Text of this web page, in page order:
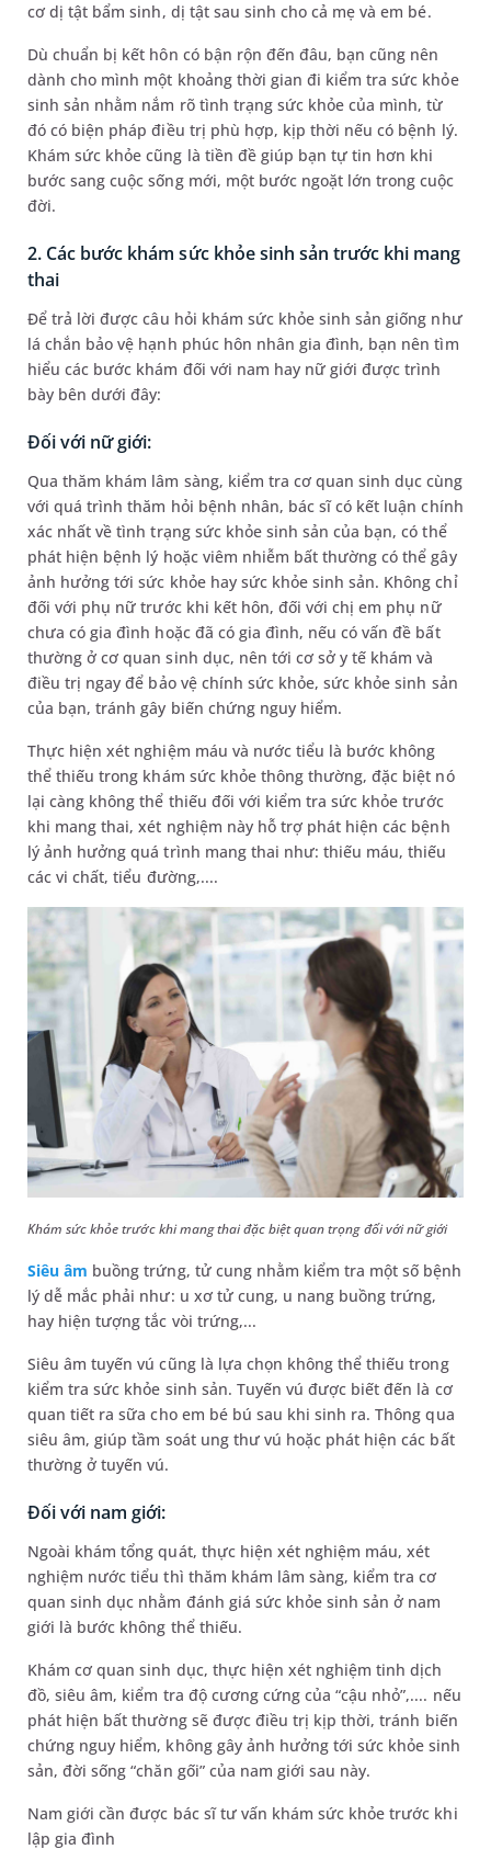
cơ dị tật bẩm sinh, dị tật sau sinh cho cả mẹ và em bé.
Dù chuẩn bị kết hôn có bận rộn đến đâu, bạn cũng nên
dành cho mình một khoảng thời gian đi kiểm tra sức khỏe
sinh sản nhằm nắm rõ tình trạng sức khỏe của mình, từ
đó có biện pháp điều trị phù hợp, kịp thời nếu có bệnh lý.
Khám sức khỏe cũng là tiền đề giúp bạn tự tin hơn khi
bước sang cuộc sống mới, một bước ngoặt lớn trong cuộc
đời.
2. Các bước khám sức khỏe sinh sản trước khi mang
thai
Để trả lời được câu hỏi khám sức khỏe sinh sản giống như
lá chắn bảo vệ hạnh phúc hôn nhân gia đình, bạn nên tìm
hiểu các bước khám đối với nam hay nữ giới được trình
bày bên dưới đây:
Đối với nữ giới:
Qua thăm khám lâm sàng, kiểm tra cơ quan sinh dục cùng
với quá trình thăm hỏi bệnh nhân, bác sĩ có kết luận chính
xác nhất về tình trạng sức khỏe sinh sản của bạn, có thể
phát hiện bệnh lý hoặc viêm nhiễm bất thường có thể gây
ảnh hưởng tới sức khỏe hay sức khỏe sinh sản. Không chỉ
đối với phụ nữ trước khi kết hôn, đối với chị em phụ nữ
chưa có gia đình hoặc đã có gia đình, nếu có vấn đề bất
thường ở cơ quan sinh dục, nên tới cơ sở y tế khám và
điều trị ngay để bảo vệ chính sức khỏe, sức khỏe sinh sản
của bạn, tránh gây biến chứng nguy hiểm.
Thực hiện xét nghiệm máu và nước tiểu là bước không
thể thiếu trong khám sức khỏe thông thường, đặc biệt nó
lại càng không thể thiếu đối với kiểm tra sức khỏe trước
khi mang thai, xét nghiệm này hỗ trợ phát hiện các bệnh
lý ảnh hưởng quá trình mang thai như: thiếu máu, thiếu
các vi chất, tiểu đường,....
Khám sức khỏe trước khi mang thai đặc biệt quan trọng đối với nữ giới
Siêu âm buồng trứng, tử cung nhằm kiểm tra một số bệnh
lý dễ mắc phải như: u xơ tử cung, u nang buồng trứng,
hay hiện tượng tắc vòi trứng,...
Siêu âm tuyến vú cũng là lựa chọn không thể thiếu trong
kiểm tra sức khỏe sinh sản. Tuyến vú được biết đến là cơ
quan tiết ra sữa cho em bé bú sau khi sinh ra. Thông qua
siêu âm, giúp tầm soát ung thư vú hoặc phát hiện các bất
thường ở tuyến vú.
Đối với nam giới:
Ngoài khám tổng quát, thực hiện xét nghiệm máu, xét
nghiệm nước tiểu thì thăm khám lâm sàng, kiểm tra cơ
quan sinh dục nhằm đánh giá sức khỏe sinh sản ở nam
giới là bước không thể thiếu.
Khám cơ quan sinh dục, thực hiện xét nghiệm tinh dịch
đồ, siêu âm, kiểm tra độ cương cứng của “cậu nhỏ”,.... nếu
phát hiện bất thường sẽ được điều trị kịp thời, tránh biến
chứng nguy hiểm, không gây ảnh hưởng tới sức khỏe sinh
sản, đời sống “chăn gối” của nam giới sau này.
Nam giới cần được bác sĩ tư vấn khám sức khỏe trước khi
lập gia đình